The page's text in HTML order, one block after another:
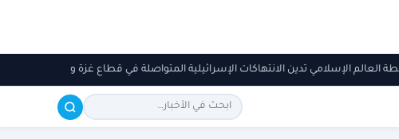
رابطة العالم الإسلامي تدين الانتهاكات الإسرائيلية المتواصلة في قطاع غزة ومواصلة